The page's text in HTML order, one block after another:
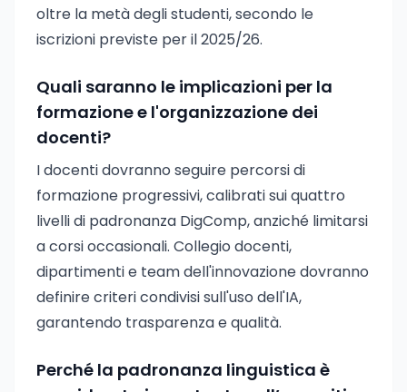
oltre la metà degli studenti, secondo le
iscrizioni previste per il 2025/26.
Quali saranno le implicazioni per la
formazione e l'organizzazione dei
docenti?
I docenti dovranno seguire percorsi di
formazione progressivi, calibrati sui quattro
livelli di padronanza DigComp, anziché limitarsi
a corsi occasionali. Collegio docenti,
dipartimenti e team dell'innovazione dovranno
definire criteri condivisi sull'uso dell'IA,
garantendo trasparenza e qualità.
Perché la padronanza linguistica è